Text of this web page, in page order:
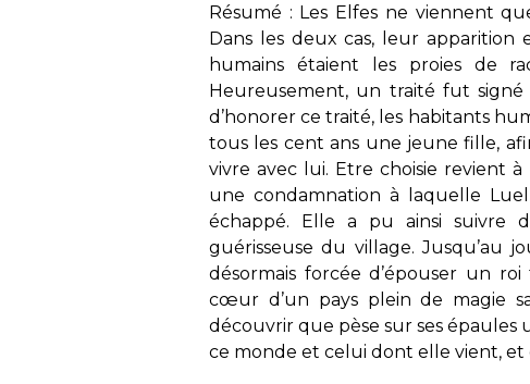
Résumé : Les Elfes ne viennent
Dans les deux cas, leur apparition
humains étaient les proies de
Heureusement, un traité fut
d’honorer ce traité, les habitants
tous les cent ans une jeune fille,
vivre avec lui. Etre choisie revient
une condamnation à laquelle
échappé. Elle a pu ainsi suivre
guérisseuse du village. Jusqu’au
désormais forcée d’épouser un
cœur d’un pays plein de magie
découvrir que pèse sur ses
ce monde et celui dont elle vient, et